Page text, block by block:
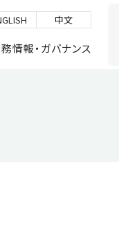
中文
情報・ガバナンス